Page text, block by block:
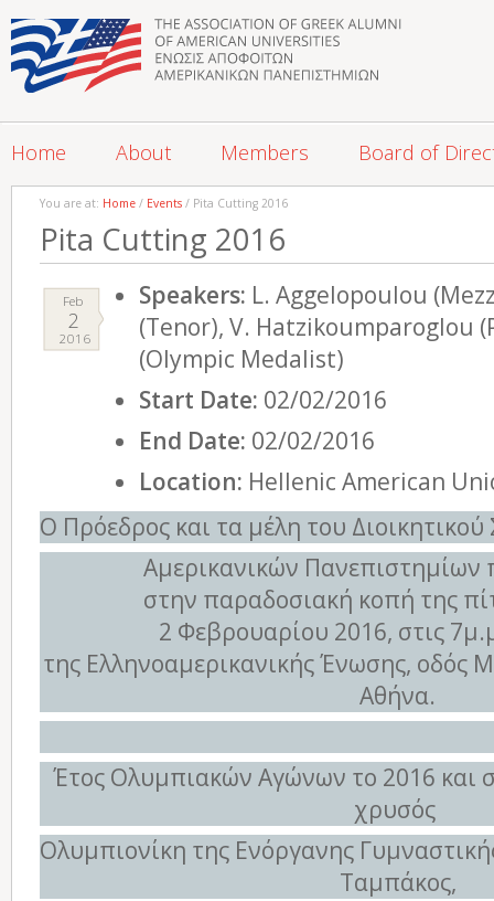
Home About Members Board of
You are at: Home / Events / Pita Cutting 2016
Pita Cutting 2016
Feb
2
2016
Speakers: L. Aggelopoulou
(Tenor), V. Hatzikoumparoglou
(Olympic Medalist)
Start Date: 02/02/2016
End Date: 02/02/2016
Location: Hellenic American
Ο Πρόεδρος και τα μέλη του
Αμερικανικών
στην παραδοσιακή κοπή της
2 Φεβρουαρίου 2016, στις
της Ελληνοαμερικανικής Ένωσης, οδός
Αθήνα.
Έτος Ολυμπιακών Αγώνων το 2016 και
χρυσός
Ολυμπιονίκη της Ενόργανης
Ταμπάκος,